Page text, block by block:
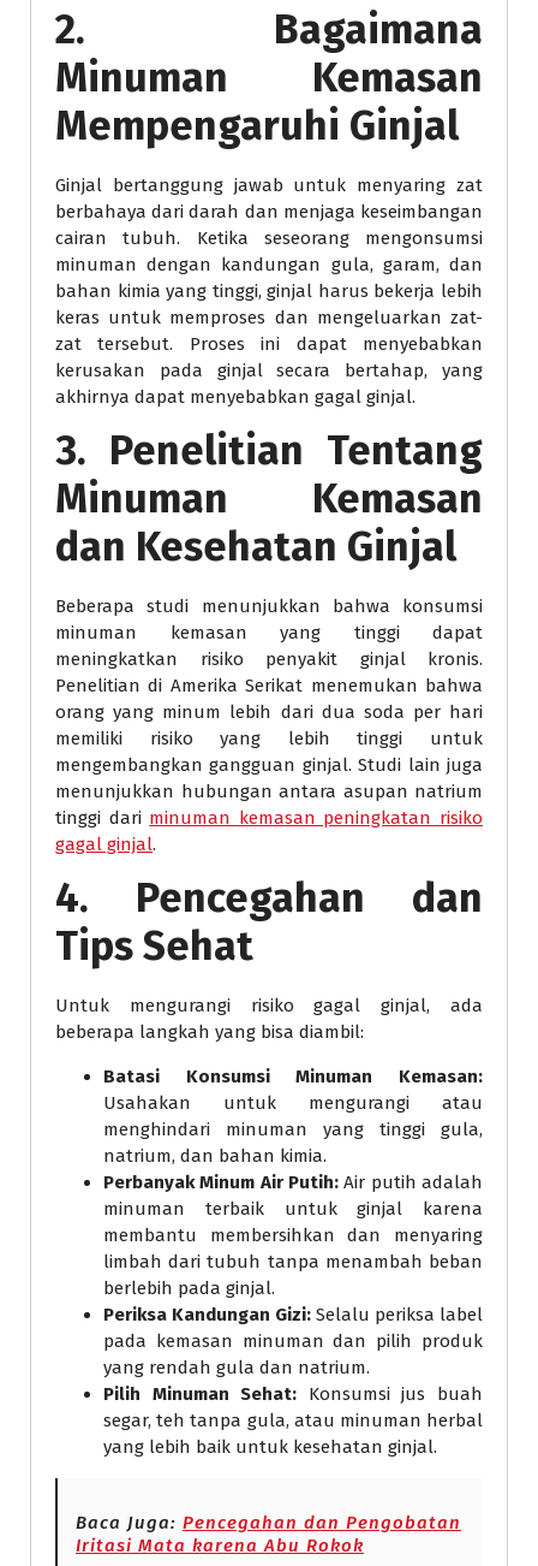
2. Bagaimana
Minuman Kemasan
Mempengaruhi Ginjal
Ginjal bertanggung jawab untuk menyaring zat
berbahaya dari darah dan menjaga keseimbangan
cairan tubuh. Ketika seseorang mengonsumsi
minuman dengan kandungan gula, garam, dan
bahan kimia yang tinggi, ginjal harus bekerja lebih
keras untuk memproses dan mengeluarkan zat-
zat tersebut. Proses ini dapat menyebabkan
kerusakan pada ginjal secara bertahap, yang
akhirnya dapat menyebabkan gagal ginjal.
3. Penelitian Tentang
Minuman Kemasan
dan Kesehatan Ginjal
Beberapa studi menunjukkan bahwa konsumsi
minuman kemasan yang tinggi dapat
meningkatkan risiko penyakit ginjal kronis.
Penelitian di Amerika Serikat menemukan bahwa
orang yang minum lebih dari dua soda per hari
memiliki risiko yang lebih tinggi untuk
mengembangkan gangguan ginjal. Studi lain juga
menunjukkan hubungan antara asupan natrium
tinggi dari minuman kemasan peningkatan risiko
gagal ginjal.
4. Pencegahan dan
Tips Sehat
Untuk mengurangi risiko gagal ginjal, ada
beberapa langkah yang bisa diambil:
Batasi Konsumsi Minuman Kemasan:
Usahakan untuk mengurangi atau
menghindari minuman yang tinggi gula,
natrium, dan bahan kimia.
Perbanyak Minum Air Putih: Air putih adalah
minuman terbaik untuk ginjal karena
membantu membersihkan dan menyaring
limbah dari tubuh tanpa menambah beban
berlebih pada ginjal.
Periksa Kandungan Gizi: Selalu periksa label
pada kemasan minuman dan pilih produk
yang rendah gula dan natrium.
Pilih Minuman Sehat: Konsumsi jus buah
segar, teh tanpa gula, atau minuman herbal
yang lebih baik untuk kesehatan ginjal.
Baca Juga: Pencegahan dan Pengobatan
Iritasi Mata karena Abu Rokok